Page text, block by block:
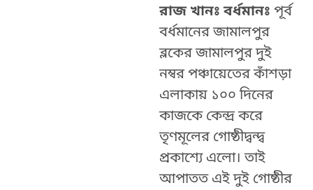
রাজ খানঃ বর্ধমানঃ পূর্ব
বর্ধমানের জামালপুর
ব্লকের জামালপুর দুই
নম্বর পঞ্চায়েতের কাঁশড়া
এলাকায় ১০০ দিনের
কাজকে কেন্দ্র করে
তৃণমূলের গোষ্ঠীদ্বন্দ্ব
প্রকাশ্যে এলো। তাই
আপাতত এই দুই গোষ্ঠীর